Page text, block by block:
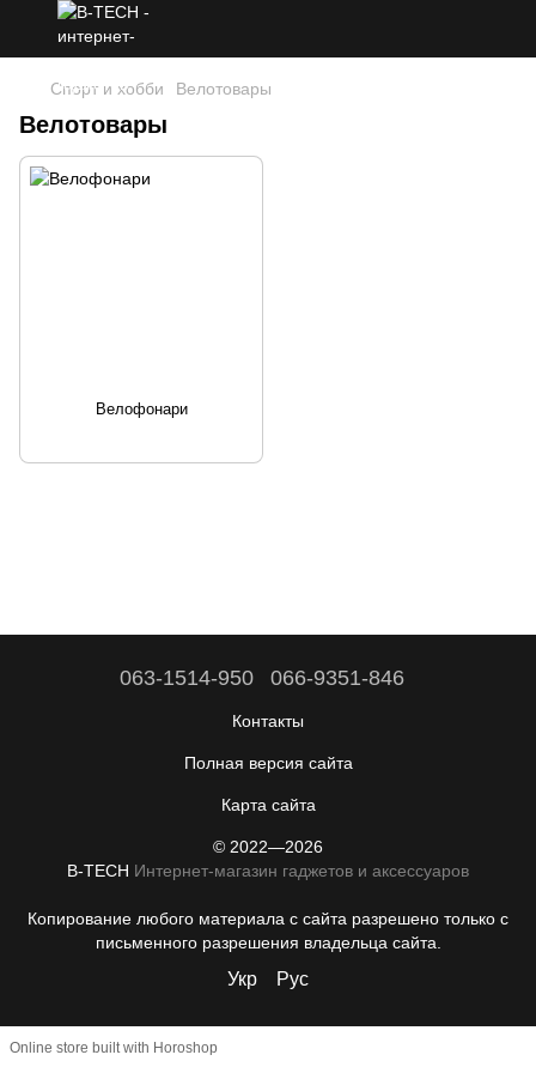
Спорт и хобби Велотовары
Велотовары
Велофонари
063-1514-950 066-9351-846
Контакты
Полная версия сайта
Карта сайта
© 2022—2026
B-TECH Интернет-магазин гаджетов и аксессуаров
Копирование любого материала с сайта разрешено только с
письменного разрешения владельца сайта.
Укр Рус
Online store built with Horoshop